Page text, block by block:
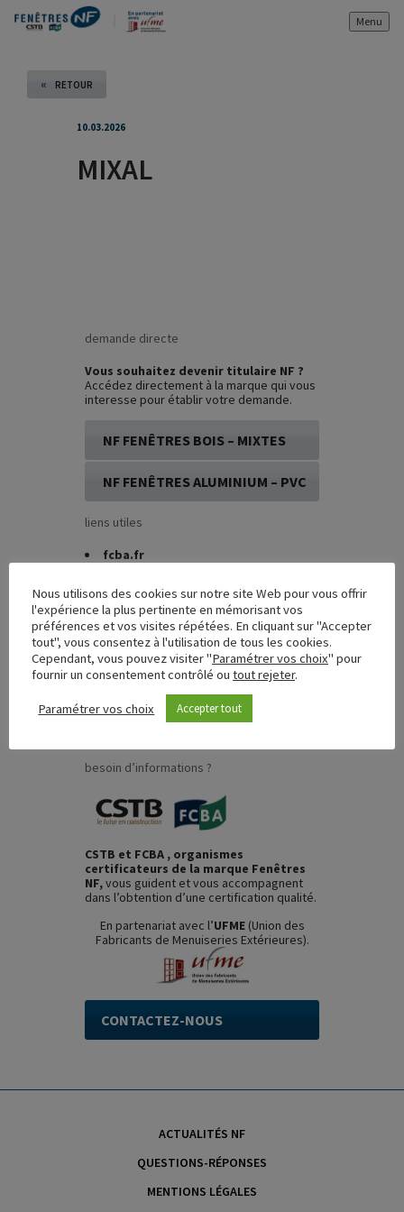
Menu
« RETOUR
10.03.2026
MIXAL
demande directe
Vous souhaitez devenir titulaire NF ?
Accédez directement à la marque qui vous
interesse pour établir votre demande.
NF FENÊTRES BOIS – MIXTES
NF FENÊTRES ALUMINIUM – PVC
liens utiles
fcba.fr
UFME(Union des Fabricants de
Menuiseries Extérieures)
marque-nf.com
FCBA Formations
CSTB Formations
anah.gouv.fr
afocert.fr
Ministère du Logement, de l’Egalité
besoin d’informations ?
CSTB et FCBA , organismes
certificateurs de la marque Fenêtres
NF,vous guident et vous accompagnent
dans l’obtention d’une certification qualité.
En partenariat avec l’UFME (Union des
Fabricants de Menuiseries Extérieures).
CONTACTEZ-NOUS
ACTUALITÉS NF
QUESTIONS-RÉPONSES
MENTIONS LÉGALES
Nous utilisons des cookies sur notre site Web pour vous offrir
l'expérience la plus pertinente en mémorisant vos
préférences et vos visites répétées. En cliquant sur "Accepter
tout", vous consentez à l'utilisation de tous les cookies.
Cependant, vous pouvez visiter "Paramétrer vos choix" pour
fournir un consentement contrôlé ou tout rejeter.
Paramétrer vos choix Accepter tout